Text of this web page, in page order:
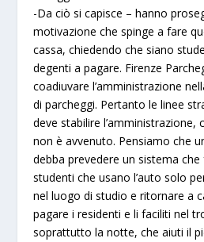
-Da ciò si capisce – hanno
motivazione che spinge a fare
cassa, chiedendo che siano
degenti a pagare. Firenze
coadiuvare l’amministrazione
di parcheggi. Pertanto le linee
deve stabilire l’amministrazione,
non è avvenuto. Pensiamo che
debba prevedere un sistema
studenti che usano l’auto solo
nel luogo di studio e ritornare a
pagare i residenti e li faciliti nel
soprattutto la notte, che aiuti il